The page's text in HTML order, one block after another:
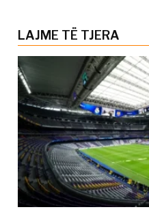
LAJME TË TJERA